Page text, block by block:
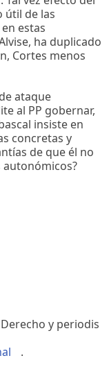
útil de las
estas
ha duplicado
Cortes menos
ataque
al PP gobernar,
insiste en
concretas y
de que él no
y periodis
.